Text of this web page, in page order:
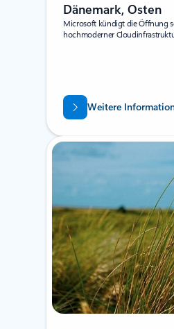
Dänemark, Osten
Microsoft kündigt die Öffnung
hochmoderner
Weitere